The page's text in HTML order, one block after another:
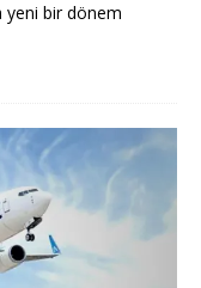
yeni bir dönem